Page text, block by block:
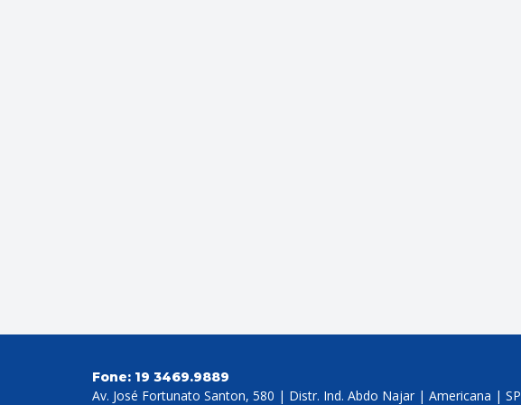
Fone: 19 3469.9889
Av. José Fortunato Santon, 580 | Distr. Ind. Abdo Najar | Americana | SP